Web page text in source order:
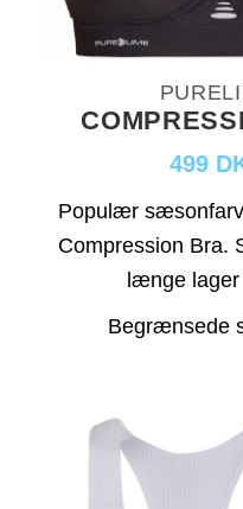
499
Populær
Compression Bra.
længe
Begrænsede